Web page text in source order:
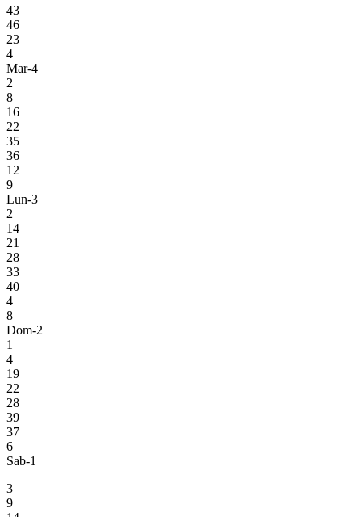
43
46
23
4
Mar-4
2
8
16
22
35
36
12
9
Lun-3
2
14
21
28
33
40
4
8
Dom-2
1
4
19
22
28
39
37
6
Sab-1
3
9